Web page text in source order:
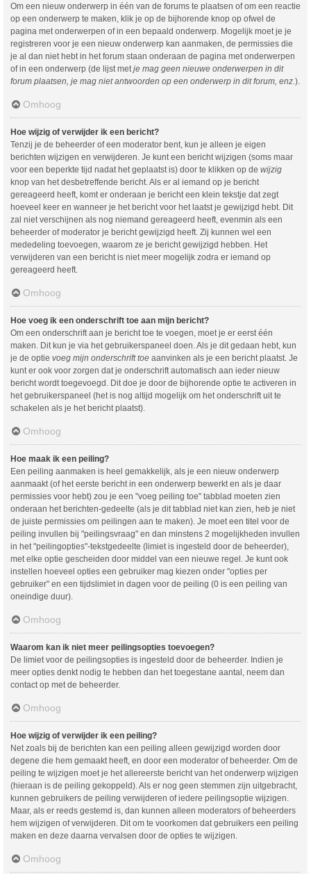
Om een nieuw onderwerp in één van de forums te plaatsen of om een reactie
op een onderwerp te maken, klik je op de bijhorende knop op ofwel de
pagina met onderwerpen of in een bepaald onderwerp. Mogelijk moet je je
registreren voor je een nieuw onderwerp kan aanmaken, de permissies die
je al dan niet hebt in het forum staan onderaan de pagina met onderwerpen
of in een onderwerp (de lijst met je mag geen nieuwe onderwerpen in dit
forum plaatsen, je mag niet antwoorden op een onderwerp in dit forum, enz. ).
Omhoog
Hoe wijzig of verwijder ik een bericht?
Tenzij je de beheerder of een moderator bent, kun je alleen je eigen
berichten wijzigen en verwijderen. Je kunt een bericht wijzigen (soms maar
voor een beperkte tijd nadat het geplaatst is) door te klikken op de wijzig
knop van het desbetreffende bericht. Als er al iemand op je bericht
gereageerd heeft, komt er onderaan je bericht een klein tekstje dat zegt
hoeveel keer en wanneer je het bericht voor het laatst je gewijzigd hebt. Dit
zal niet verschijnen als nog niemand gereageerd heeft, evenmin als een
beheerder of moderator je bericht gewijzigd heeft. Zij kunnen wel een
mededeling toevoegen, waarom ze je bericht gewijzigd hebben. Het
verwijderen van een bericht is niet meer mogelijk zodra er iemand op
gereageerd heeft.
Omhoog
Hoe voeg ik een onderschrift toe aan mijn bericht?
Om een onderschrift aan je bericht toe te voegen, moet je er eerst één
maken. Dit kun je via het gebruikerspaneel doen. Als je dit gedaan hebt, kun
je de optie voeg mijn onderschrift toe aanvinken als je een bericht plaatst. Je
kunt er ook voor zorgen dat je onderschrift automatisch aan ieder nieuw
bericht wordt toegevoegd. Dit doe je door de bijhorende optie te activeren in
het gebruikerspaneel (het is nog altijd mogelijk om het onderschrift uit te
schakelen als je het bericht plaatst).
Omhoog
Hoe maak ik een peiling?
Een peiling aanmaken is heel gemakkelijk, als je een nieuw onderwerp
aanmaakt (of het eerste bericht in een onderwerp bewerkt en als je daar
permissies voor hebt) zou je een "voeg peiling toe" tabblad moeten zien
onderaan het berichten-gedeelte (als je dit tabblad niet kan zien, heb je niet
de juiste permissies om peilingen aan te maken). Je moet een titel voor de
peiling invullen bij "peilingsvraag" en dan minstens 2 mogelijkheden invullen
in het "peilingopties"-tekstgedeelte (limiet is ingesteld door de beheerder),
met elke optie gescheiden door middel van een nieuwe regel. Je kunt ook
instellen hoeveel opties een gebruiker mag kiezen onder "opties per
gebruiker" en een tijdslimiet in dagen voor de peiling (0 is een peiling van
oneindige duur).
Omhoog
Waarom kan ik niet meer peilingsopties toevoegen?
De limiet voor de peilingsopties is ingesteld door de beheerder. Indien je
meer opties denkt nodig te hebben dan het toegestane aantal, neem dan
contact op met de beheerder.
Omhoog
Hoe wijzig of verwijder ik een peiling?
Net zoals bij de berichten kan een peiling alleen gewijzigd worden door
degene die hem gemaakt heeft, en door een moderator of beheerder. Om de
peiling te wijzigen moet je het allereerste bericht van het onderwerp wijzigen
(hieraan is de peiling gekoppeld). Als er nog geen stemmen zijn uitgebracht,
kunnen gebruikers de peiling verwijderen of iedere peilingsoptie wijzigen.
Maar, als er reeds gestemd is, dan kunnen alleen moderators of beheerders
hem wijzigen of verwijderen. Dit om te voorkomen dat gebruikers een peiling
maken en deze daarna vervalsen door de opties te wijzigen.
Omhoog